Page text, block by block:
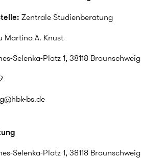
Zentrale Studienberatung
Martina A. Knust
Selenka-Platz 1, 38118 Braunschweig
bs.de
Selenka-Platz 1, 38118 Braunschweig